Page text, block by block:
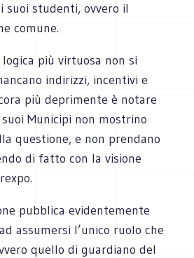
studenti, ovvero il
comune.
più virtuosa non si
indirizzi, incentivi e
più deprimente è notare
Municipi non mostrino
questione, e non prendano
di fatto con la visione
pubblica evidentemente
assumersi l’unico ruolo che
quello di guardiano del